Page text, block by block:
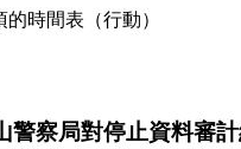
時間表（行動）
察局對停止資料審